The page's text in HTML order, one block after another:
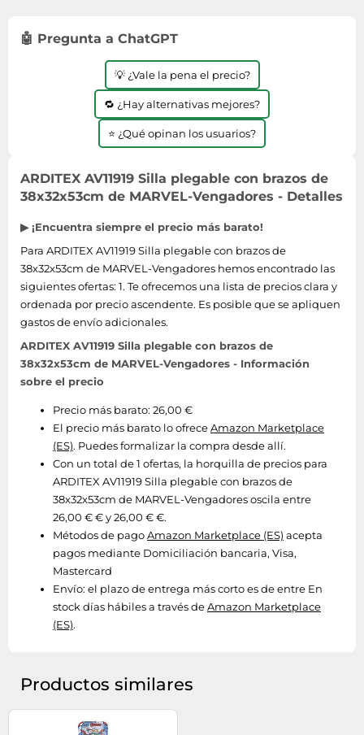
Tiendas de campaña
Zapatillas de tenis
Zapatillas deportivas
Perfumes unisex
Placer y anticoncepción
Productos de higiene corporal
Productos para baño y ducha
Protectores solares
Sets de belleza
Tensiómetros
Termómetros clínicos
Tratamientos faciales
Microondas
Monitores y pantallas ordenador
Máquinas de afeitar
Ordenadores portátiles
Placas de cocina
Radios
Secadoras
Sonido y alta fidelidad
TV, vídeo y DVD
Tablets
Telecomunicaciones
Televisores
Vehículos a escala
Relojes de pulsera
Tejer y crochet
Zapatillas de atletismo
Zapatillas de baloncesto
Zapatos de invierno
🤖 Pregunta a ChatGPT
💡 ¿Vale la pena el precio?
🔁 ¿Hay alternativas mejores?
⭐ ¿Qué opinan los usuarios?
ARDITEX AV11919 Silla plegable con brazos de
38x32x53cm de MARVEL-Vengadores - Detalles
▶ ¡Encuentra siempre el precio más barato!
Para ARDITEX AV11919 Silla plegable con brazos de
38x32x53cm de MARVEL-Vengadores hemos encontrado las
siguientes ofertas: 1. Te ofrecemos una lista de precios clara y
ordenada por precio ascendente. Es posible que se apliquen
gastos de envío adicionales.
ARDITEX AV11919 Silla plegable con brazos de
38x32x53cm de MARVEL-Vengadores - Información
sobre el precio
Precio más barato: 26,00 €
El precio más barato lo ofreceAmazon Marketplace
(ES). Puedes formalizar la compra desde allí.
Con un total de 1 ofertas, la horquilla de precios para
ARDITEX AV11919 Silla plegable con brazos de
38x32x53cm de MARVEL-Vengadores oscila entre
26,00 € € y 26,00 € €.
Métodos de pagoAmazon Marketplace (ES) acepta
pagos mediante Domiciliación bancaria, Visa,
Mastercard
Envío: el plazo de entrega más corto es de entre En
stock días hábiles a través deAmazon Marketplace
(ES).
Productos similares